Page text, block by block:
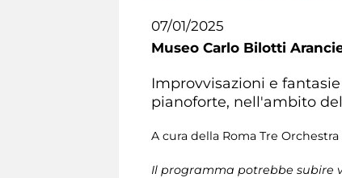
07/01/2025
Museo Carlo Bilotti
Improvvisazioni e
pianoforte, nell'ambito
A cura della Roma Tre Orchestra
Il programma potrebbe subire